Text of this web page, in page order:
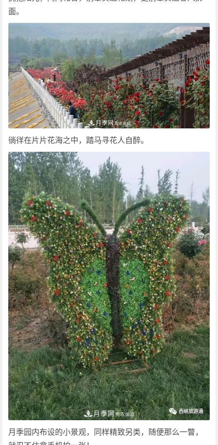
面。
徜徉在片片花海之中，踏马寻花人自醉。
月季园内布设的小景观，同样精致另类，随便那么一瞥，